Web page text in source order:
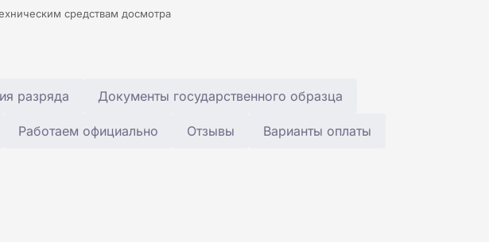
средствам досмотра
разряда Документы государственного образца
Работаем официально Отзывы Варианты оплаты